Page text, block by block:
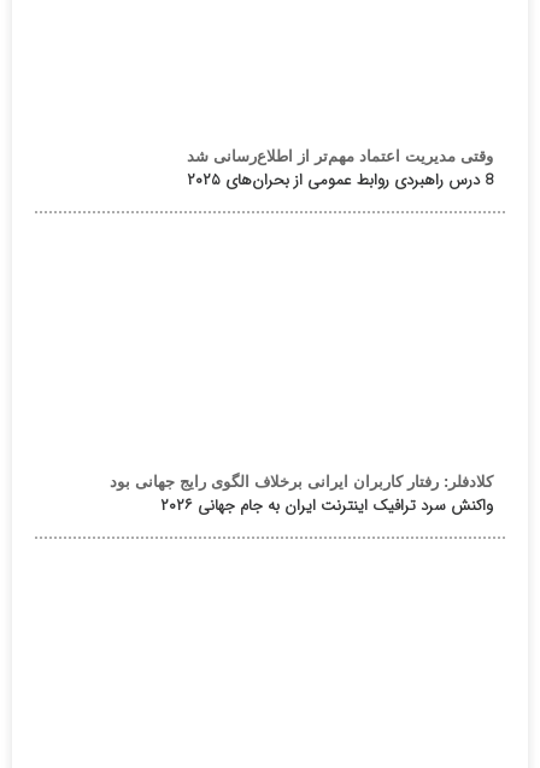
وقتی مدیریت اعتماد مهم‌تر از اطلاع‌رسانی شد
8 درس راهبردی روابط عمومی از بحران‌های ۲۰۲۵
کلادفلر: رفتار کاربران ایرانی برخلاف الگوی رایج جهانی بود
واکنش سرد ترافیک اینترنت ایران به جام جهانی ۲۰۲۶